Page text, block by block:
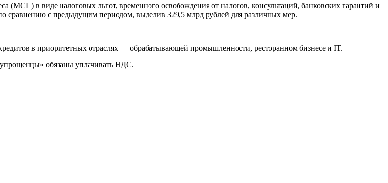
(МСП) в виде налоговых льгот, временного освобождения от налогов, консультаций, банковских гарантий и
сравнению с предыдущим периодом, выделив 329,5 млрд рублей для различных мер.
в приоритетных отраслях — обрабатывающей промышленности, ресторанном бизнесе и IT.
обязаны уплачивать НДС.